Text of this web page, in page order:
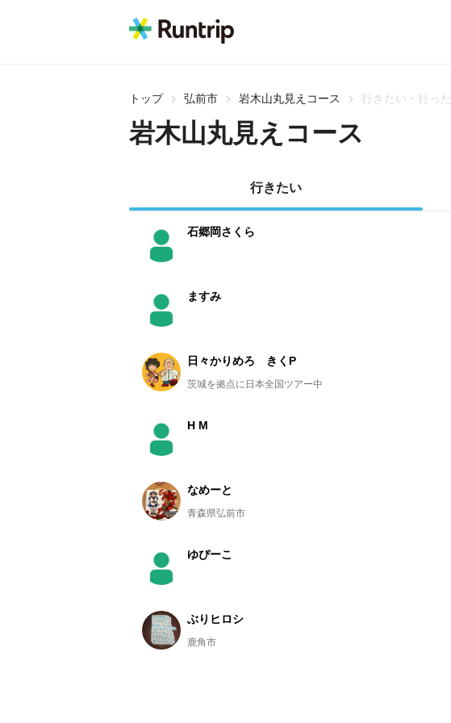
トップ 弘前市 岩木山丸見えコース 行きたい・行った
岩木山丸見えコース
行きたい
石郷岡さくら
ますみ
日々かりめろ きくP
茨城を拠点に日本全国ツアー中
H M
なめーと
青森県弘前市
ゆぴーこ
ぶりヒロシ
鹿角市